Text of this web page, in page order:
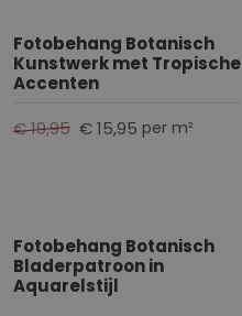
Fotobehang Botanisch
Kunstwerk met Tropische
Accenten
€ 15,95 per m²
€ 19,95
Fotobehang Botanisch
Bladerpatroon in
Aquarelstijl